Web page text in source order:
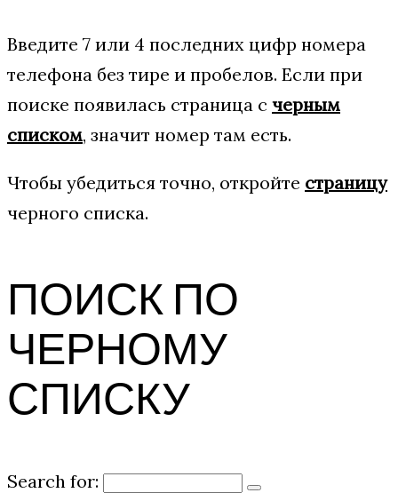
Введите 7 или 4 последних цифр номера
телефона без тире и пробелов. Если при
поиске появилась страница с черным
списком, значит номер там есть.
Чтобы убедиться точно, откройте страницу
черного списка.
ПОИСК ПО
ЧЕРНОМУ
СПИСКУ
Search for: